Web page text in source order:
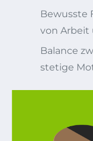
Bewusste
von Arbeit
Balance
stetige